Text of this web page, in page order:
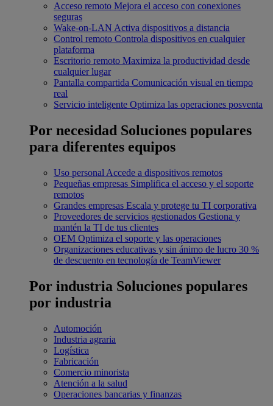
Acceso remoto Mejora el acceso con conexiones
seguras
Wake-on-LAN Activa dispositivos a distancia
Control remoto Controla dispositivos en cualquier
plataforma
Escritorio remoto Maximiza la productividad desde
cualquier lugar
Pantalla compartida Comunicación visual en tiempo
real
Servicio inteligente Optimiza las operaciones posventa
Por necesidad Soluciones populares
para diferentes equipos
Uso personal Accede a dispositivos remotos
Pequeñas empresas Simplifica el acceso y el soporte
remotos
Grandes empresas Escala y protege tu TI corporativa
Proveedores de servicios gestionados Gestiona y
mantén la TI de tus clientes
OEM Optimiza el soporte y las operaciones
Organizaciones educativas y sin ánimo de lucro 30 %
de descuento en tecnología de TeamViewer
Por industria Soluciones populares
por industria
Automoción
Industria agraria
Logística
Fabricación
Comercio minorista
Atención a la salud
Operaciones bancarias y finanzas